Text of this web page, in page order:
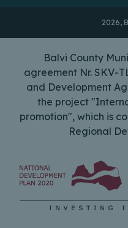
2026,
Balvi County
agreement Nr. SKV-
and Development
the project
promotion", which is
Regional